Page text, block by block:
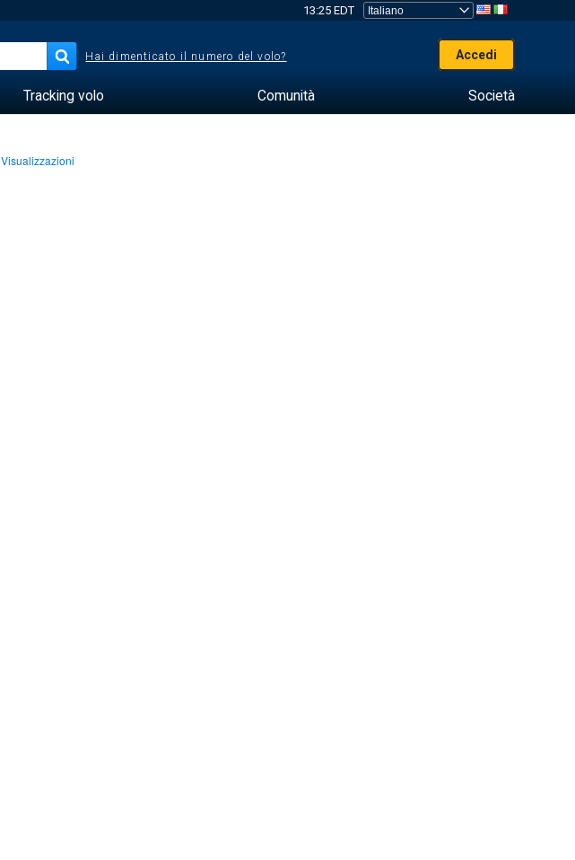
13:25 EDT
Hai dimenticato il numero del volo? Accedi
Tracking volo Comunità Società
Visualizzazioni